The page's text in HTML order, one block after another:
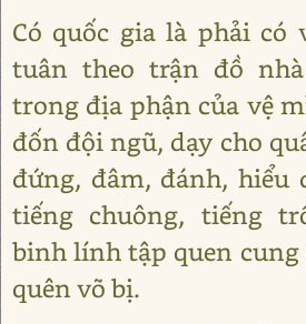
Có quốc gia là phải có
tuân theo trận đồ
trong địa phận của vệ
đốn đội ngũ, dạy cho
đứng, đâm, đánh, hiểu
tiếng chuông, tiếng
binh lính tập quen
quên võ bị.